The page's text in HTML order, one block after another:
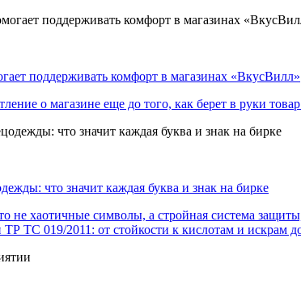
поддерживать комфорт в магазинах «ВкусВилл»
о магазине еще до того, как берет в руки
что значит каждая буква и знак на бирке
не хаотичные символы, а стройная система
ТС 019/2011: от стойкости к кислотам и искрам